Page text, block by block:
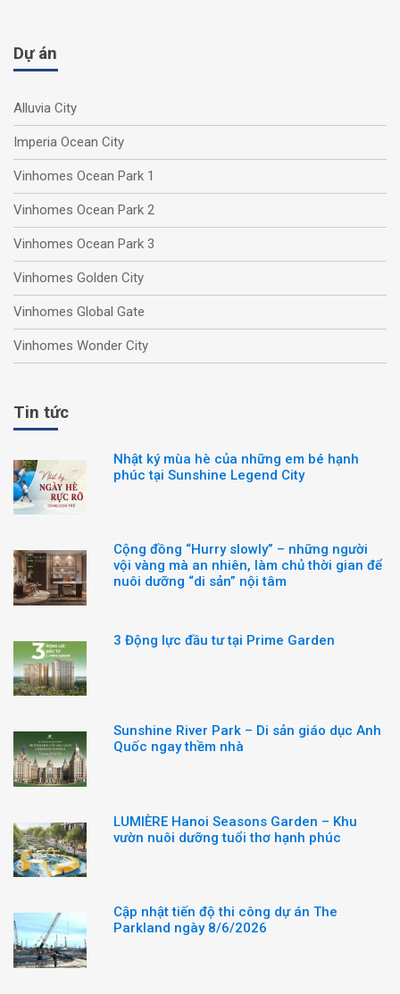
Dự án
Alluvia City
Imperia Ocean City
Vinhomes Ocean Park 1
Vinhomes Ocean Park 2
Vinhomes Ocean Park 3
Vinhomes Golden City
Vinhomes Global Gate
Vinhomes Wonder City
Tin tức
Nhật ký mùa hè của những em bé hạnh
phúc tại Sunshine Legend City
Cộng đồng “Hurry slowly” – những người
vội vàng mà an nhiên, làm chủ thời gian để
nuôi dưỡng “di sản” nội tâm
3 Động lực đầu tư tại Prime Garden
Sunshine River Park – Di sản giáo dục Anh
Quốc ngay thềm nhà
LUMIÈRE Hanoi Seasons Garden – Khu
vườn nuôi dưỡng tuổi thơ hạnh phúc
Cập nhật tiến độ thi công dự án The
Parkland ngày 8/6/2026